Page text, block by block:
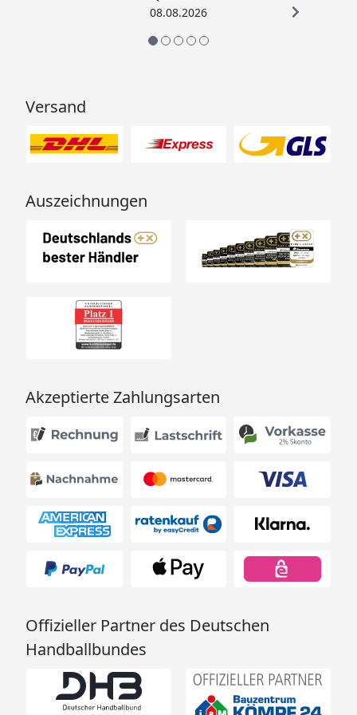
Montage zum günstigen
Festpreis möglich
Der Montagepreis
Optionale Erweiterungen (siehe Reiter "Zubehör"):
Thermometer, Hygrometer
Gewächshaustisch
Petroleumheizung
Vitavia Gewächshaus Hera 9000 inkl. 3
Seitenfenstern - 9,0 m² Montageanleitung
Vitavia Gewächshaus Juno 9000 inkl. 3
Seitenfenstern - 9,0 m² Montageanleitung
Vitavia Gewächshaus Hera 9000 inkl. 3
Seitenfenstern - 9,0 m² Technische Daten
Seitenfenstern - 9,0 m² Technische Daten
Vitavia Sicherheitsdatenblatt
08.08.2026
Versand
Auszeichnungen
Akzeptierte Zahlungsarten
Offizieller Partner des Deutschen
Handballbundes